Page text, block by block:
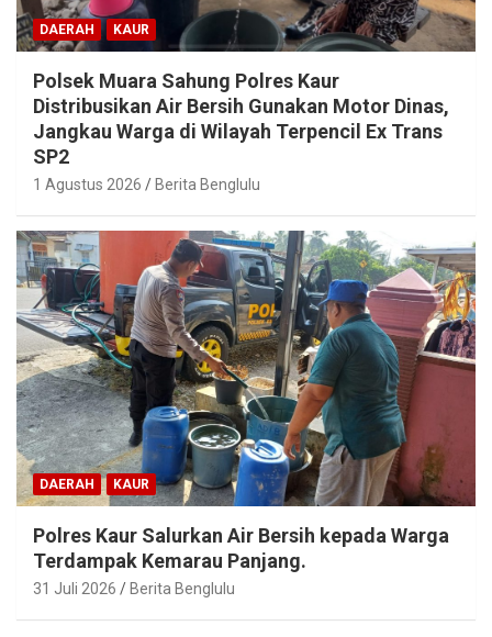
DAERAH KAUR
Polsek Muara Sahung Polres Kaur
Distribusikan Air Bersih Gunakan Motor Dinas,
Jangkau Warga di Wilayah Terpencil Ex Trans
SP2
1 Agustus 2026 Berita Benglulu
DAERAH KAUR
Polres Kaur Salurkan Air Bersih kepada Warga
Terdampak Kemarau Panjang.
31 Juli 2026 Berita Benglulu